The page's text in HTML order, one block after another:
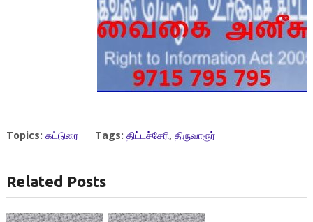
Topics: கட்டுரை Tags: திட்டச்சேரி, திருவாரூர்
Related Posts